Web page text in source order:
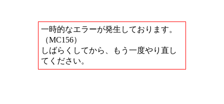
一時的なエラーが発生しております。
（MC156）
しばらくしてから、もう一度やり直し
てください。